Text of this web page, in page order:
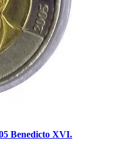
Benedicto XVI.